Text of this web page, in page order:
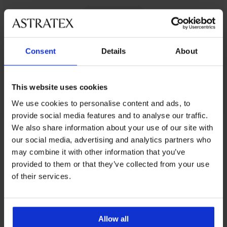
Consent Details About
This website uses cookies
We use cookies to personalise content and ads, to
provide social media features and to analyse our traffic.
We also share information about your use of our site with
our social media, advertising and analytics partners who
may combine it with other information that you’ve
provided to them or that they’ve collected from your use
of their services.
Allow all
3+1 ΔΩΡΕΑΝ
-25 % ALL25
3+1 ΔΩΡΕΑΝ
-25 % ALL25
Απο την ίδια συλλογή